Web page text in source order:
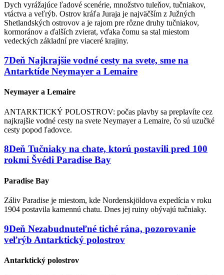
Dych vyrážajúce ľadové scenérie, množstvo tuleňov, tučniakov,
vtáctva a veľrýb. Ostrov kráľa Juraja je najväčším z Južných
Shetlandských ostrovov a je rajom pre rôzne druhy tučniakov,
kormoránov a ďalších zvierat, vďaka čomu sa stal miestom
vedeckých základní pre viaceré krajiny.
7Deň Najkrajšie vodné cesty na svete, sme na
Antarktíde Neymayer a Lemaire
Neymayer a Lemaire
ANTARKTICKÝ POLOSTROV: počas plavby sa preplavíte cez
najkrajšie vodné cesty na svete Neymayer a Lemaire, čo sú uzučké
cesty popod ľadovce.
8Deň Tučniaky na chate, ktorú postavili pred 100
rokmi Švédi Paradise Bay
Paradise Bay
Záliv Paradise je miestom, kde Nordenskjöldova expedícia v roku
1904 postavila kamennú chatu. Dnes jej ruiny obývajú tučniaky.
9Deň Nezabudnuteľné tiché rána, pozorovanie
veľrýb Antarktický polostrov
Antarktický polostrov